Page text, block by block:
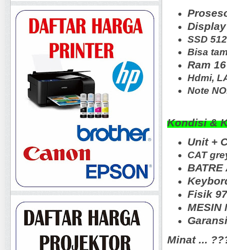
Display
SSD
Bisa
Ram
Hdmi,
Note
Kondisi &
Unit +
CAT
BATRE
Fisik
MESIN
Minat ...